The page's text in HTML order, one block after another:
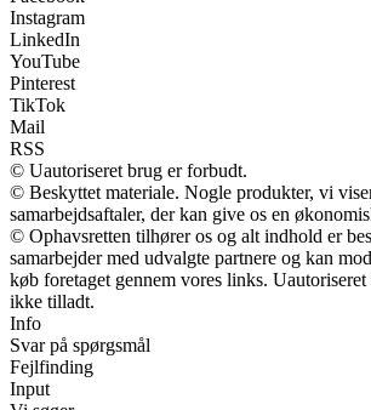
Instagram
LinkedIn
YouTube
Pinterest
TikTok
Mail
RSS
© Uautoriseret brug er forbudt.
© Beskyttet materiale. Nogle produkter, vi
samarbejdsaftaler, der kan give os en
© Ophavsretten tilhører os og alt indhold er
samarbejder med udvalgte partnere og kan
køb foretaget gennem vores links.
ikke tilladt.
Info
Svar på spørgsmål
Fejlfinding
Input